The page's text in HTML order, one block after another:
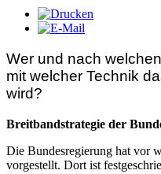
Wer und nach
mit welcher Technik
wird?
Breitbandstrategie der
Die Bundesregierung hat vor
vorgestellt. Dort ist